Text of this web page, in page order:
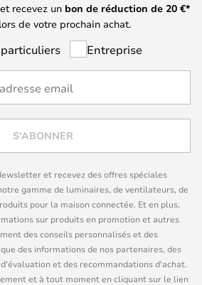
recevez un bon de réduction de 20 €*
de votre prochain achat.
Entreprise
S'ABONNER
et recevez des offres spéciales
gamme de luminaires, de ventilateurs, de
pour la maison connectée. Et en plus,
sur produits en promotion et autres
des conseils personnalisés et des
des informations de nos partenaires, des
et des recommandations d'achat.
et à tout moment en cliquant sur le lien